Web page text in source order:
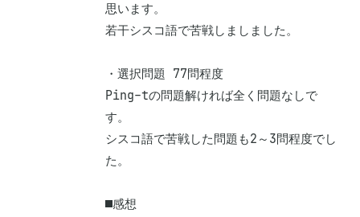
思います。
若干シスコ語で苦戦しましました。
・選択問題 77問程度
Ping-tの問題解ければ全く問題なしで
す。
シスコ語で苦戦した問題も2～3問程度でし
た。
■感想